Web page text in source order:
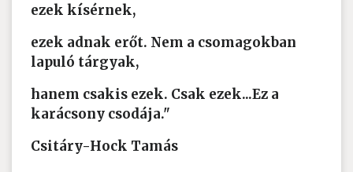
ezek kísérnek,
ezek adnak erőt. Nem a csomagokban
lapuló tárgyak,
hanem csakis ezek. Csak ezek...Ez a
karácsony csodája."
Csitáry-Hock Tamás